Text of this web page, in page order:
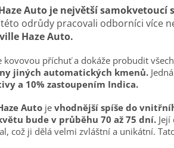
Auto je největší samokvetoucí
této odrůdy pracovali odborníci více
Haze Auto.
kovovou příchuť a dokáže probudit
jiných automatických kmenů.
a 10% zastoupením Indica.
Auto je vhodnější spíše do
bude v průběhu 70 až 75 dní.
což ji dělá velmi zvláštní a unikátní.